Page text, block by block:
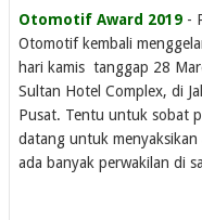
Otomotif Award 2019 -
Otomotif kembali
hari kamis tanggap 28
Sultan Hotel Complex, di
Pusat. Tentu untuk sobat
datang untuk
ada banyak perwakilan di